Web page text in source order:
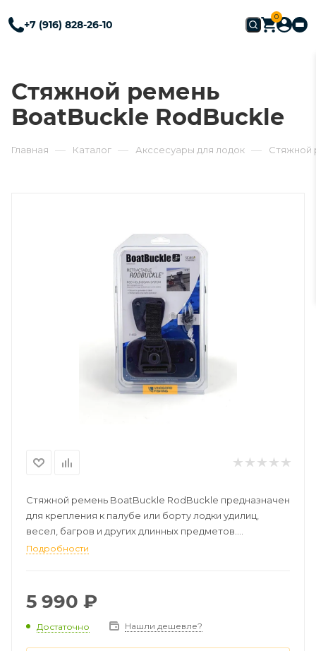
+7 (916) 828-26-10
0
Стяжной ремень
BoatBuckle RodBuckle
Главная — Каталог — Акссесуары для лодок — Стяжной
Стяжной ремень BoatBuckle RodBuckle предназначен
для крепления к палубе или борту лодки удилиц,
весел, багров и других длинных предметов.
Длина 61 см.
Подробности
5 990 ₽
Достаточно Нашли дешевле?